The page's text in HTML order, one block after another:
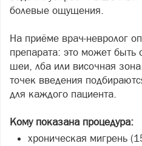
болевые ощущения.
На приёме врач-невролог
препарата: это может
шеи, лба или височная
точек введения
для каждого пациента.
Кому показана процедура:
хроническая мигрень